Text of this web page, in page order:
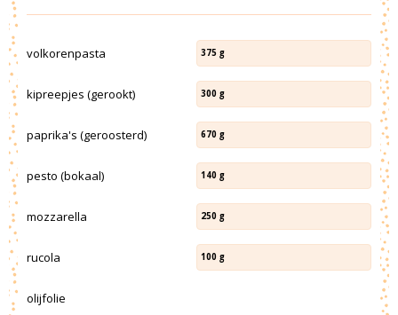
volkorenpasta 375 g
kipreepjes (gerookt) 300 g
paprika's (geroosterd) 670 g
pesto (bokaal) 140 g
mozzarella 250 g
rucola 100 g
olijfolie